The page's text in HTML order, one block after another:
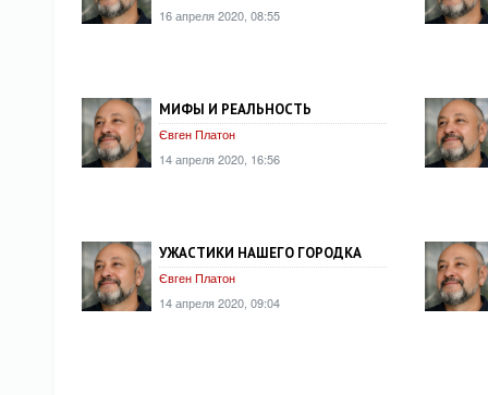
16 апреля 2020, 08:55
МИФЫ И РЕАЛЬНОСТЬ
Євген Платон
14 апреля 2020, 16:56
УЖАСТИКИ НАШЕГО ГОРОДКА
Євген Платон
14 апреля 2020, 09:04